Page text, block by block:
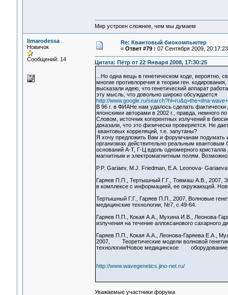
Мир устроен сложнее, чем мы думаем
limarodessa
Новичок
Сообщений: 14
Re: Квантовый биокомпьютер
« Ответ #79 : 07 Сентября 2009,
Цитата: Пётр от 22 Января 2008, 17:30:25
...Но одна вещь в генетическом коде,
многие противлоречия в теории ген.
высказали идею, что генетический аппарат
эту мысль, что довольно широко обсуждается
http://www.google.ru/search?hl=ru&q=the+dna-
В 96 г. в ФИАНе нам удалось сделать
японскими авторами в 2002 г., правда, немного
Словом, источник когерентных излучений в
доказали, что это физически проверяется. Не
квантовых корреляций, т.е. запутаны?
Я хочу предложить Вам и форумчанам подумать
организмах действительно реальным квантовым
оснований А-Т, Г-Ц вдоль одномерного
магнитным и электромагнитным полям.
P.P. Gariaev, M.J. Friedman, E.A. Leonova-
Гаряев П.П., Тертышный Г.Г., Товмаш А.В., 2007,
в комплексе с информацией, ее окружающей.
Тертышный Г.Г., Гаряев П.П., 2007, Волновые
медицинские технологии, №7, с.49-64.
Гаряев П.П., Кокая А.А., Мухина И.В., Леонова-
излучения на течение аллоксанового
Гаряев П.П., Кокая А.А., Леонова-Гаряева
2007, Теоретические модели волновой
технологии/Новое медицинское
http://www.wavegenetics.jino-net.ru/
Уважаемые участники форума